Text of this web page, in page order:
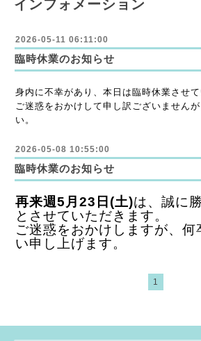
インフォメーション
2026-05-11 06:11:00
臨時休業のお知らせ
身内に不幸があり、本日は臨時休業させて
ご迷惑をおかけして申し訳ございません
い。
2026-05-08 10:55:00
臨時休業のお知らせ
再来週5月23日(土)は、誠に
とさせていただきます。
ご迷惑をおかけしますが、何
い申し上げます。
1